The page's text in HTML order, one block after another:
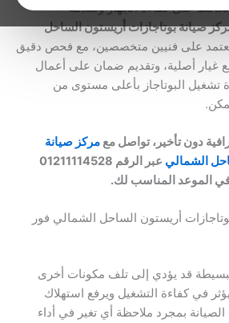
على كفاءة الجهاز وسلامة
صيانة بوتاجازات أريستون الساحل
على فنيين متخصصين، مع فحص دقيق
غيار أصلية، وتقديم ضمان على أعمال
تشغيل البوتاجاز بأعلى مستوى من
دون تأخير، تواصل مع مركز صيانة
الشمالي
عبر الرقم 01211114528
في الموعد المناسب لك.
أريستون الساحل الشمالي فور
قد يؤدي إلى تلف مكونات أخرى
في كفاءة التشغيل ويرفع استهلاك
بمجرد ملاحظة أي تغير في أداء